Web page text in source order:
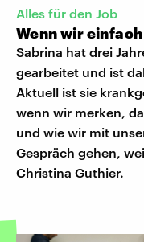
Alles für den Job
Wenn wir
Sabrina hat drei
gearbeitet und ist
Aktuell ist sie
wenn wir merken,
und wie wir mit
Gespräch gehen,
Christina Guthier.